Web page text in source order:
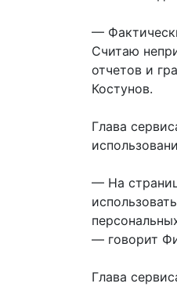
—
Считаю
отчетов и
Костунов.
Глава
— На
— говорит
Глава